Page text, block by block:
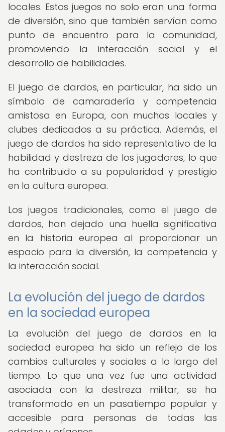
locales. Estos juegos no solo eran una forma
de diversión, sino que también servían como
punto de encuentro para la comunidad,
promoviendo la interacción social y el
desarrollo de habilidades.
El juego de dardos, en particular, ha sido un
símbolo de camaradería y competencia
amistosa en Europa, con muchos locales y
clubes dedicados a su práctica. Además, el
juego de dardos ha sido representativo de la
habilidad y destreza de los jugadores, lo que
ha contribuido a su popularidad y prestigio
en la cultura europea.
Los juegos tradicionales, como el juego de
dardos, han dejado una huella significativa
en la historia europea al proporcionar un
espacio para la diversión, la competencia y
la interacción social.
La evolución del juego de dardos
en la sociedad europea
La evolución del juego de dardos en la
sociedad europea ha sido un reflejo de los
cambios culturales y sociales a lo largo del
tiempo. Lo que una vez fue una actividad
asociada con la destreza militar, se ha
transformado en un pasatiempo popular y
accesible para personas de todas las